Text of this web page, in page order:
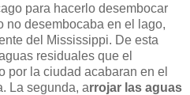
para hacerlo desembocar
no desembocaba en el lago,
del Mississippi. De esta
residuales que el
por la ciudad acabaran en el
La segunda, arrojar las aguas